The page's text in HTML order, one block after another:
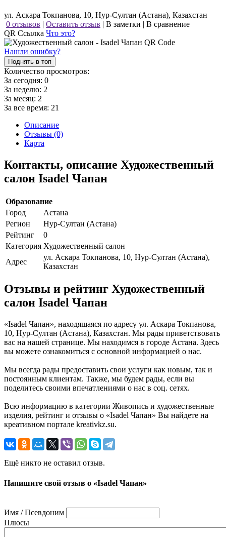
ул. Аскара Токпанова, 10, Нур-Султан (Астана), Казахстан
0 отзывов | Оставить отзыв | В заметки | В сравнение
QR Ссылка Что это?
Нашли ошибку?
Поднять в топ
Количество просмотров:
За сегодня: 0
За неделю: 2
За месяц: 2
За все время: 21
Описание
Отзывы (0)
Карта
Контакты, описание Художественный
салон Isadel Чапан
Образование
Город
Астана
Регион
Нур-Султан (Астана)
Рейтинг
0
Категория Художественный салон
Адрес
ул. Аскара Токпанова, 10, Нур-Султан (Астана),
Казахстан
Отзывы и рейтинг Художественный
салон Isadel Чапан
«Isadel Чапан», находящаяся по адресу ул. Аскара Токпанова,
10, Нур-Султан (Астана), Казахстан. Мы рады приветствовать
вас на нашей странице. Мы находимся в городе Астана. Здесь
вы можете ознакомиться с основной информацией о нас.
Мы всегда рады предоставить свои услуги как новым, так и
постоянным клиентам. Также, мы будем рады, если вы
поделитесь своими впечатлениями о нас в соц. сетях.
Всю информацию в категории Живопись и художественные
изделия, рейтинг и отзывы о «Isadel Чапан» Вы найдете на
креативном портале kreativkz.su.
Ещё никто не оставил отзыв.
Напишите свой отзыв о «Isadel Чапан»
Имя / Псевдоним
Плюсы